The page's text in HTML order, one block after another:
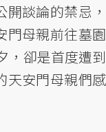
談論的禁忌，
門母親前往墓園
，卻是首度遭到
天安門母親們感